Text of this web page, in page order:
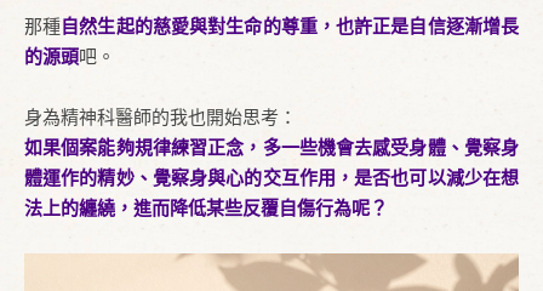
那種自然生起的慈愛與對生命的尊重，也許正是自信逐漸增長
的源頭吧。
身為精神科醫師的我也開始思考：
如果個案能夠規律練習正念，多一些機會去感受身體、覺察身
體運作的精妙、覺察身與心的交互作用，是否也可以減少在想
法上的纏繞，進而降低某些反覆自傷行為呢？